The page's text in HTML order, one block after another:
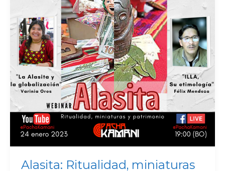
Alasita: Ritualidad, miniaturas
miniaturas
y
patrimonio
|
Webinar